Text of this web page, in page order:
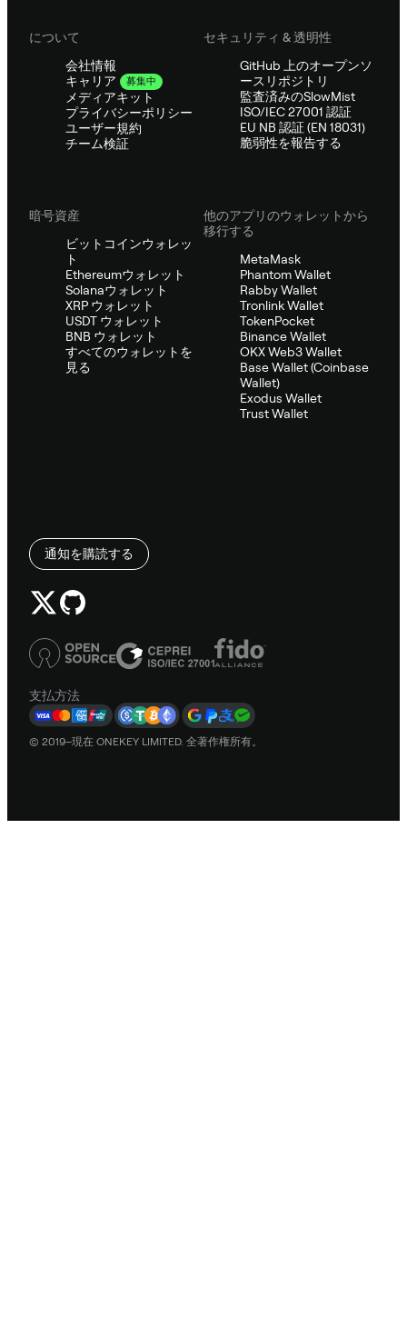
について
会社情報
キャリア
募集中
メディアキット
プライバシーポリシー
ユーザー規約
チーム検証
セキュリティ & 透明性
GitHub 上のオープンソ
ースリポジトリ
監査済みのSlowMist
ISO/IEC 27001 認証
EU NB 認証 (EN 18031)
脆弱性を報告する
暗号資産
ビットコインウォレッ
ト
Ethereumウォレット
Solanaウォレット
XRP ウォレット
USDT ウォレット
BNB ウォレット
すべてのウォレットを
見る
他のアプリのウォレットから
移行する
MetaMask
Phantom Wallet
Rabby Wallet
Tronlink Wallet
TokenPocket
Binance Wallet
OKX Web3 Wallet
Base Wallet (Coinbase
Wallet)
Exodus Wallet
Trust Wallet
通知を購読する
支払方法
© 2019–現在 ONEKEY LIMITED. 全著作権所有。